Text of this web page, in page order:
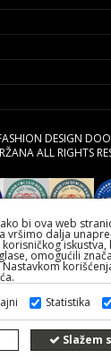
DESIGN DOO
ALL RIGHTS
bi ova web
vršimo dalja
iskustva,
omogućili
Statistika
Slažem